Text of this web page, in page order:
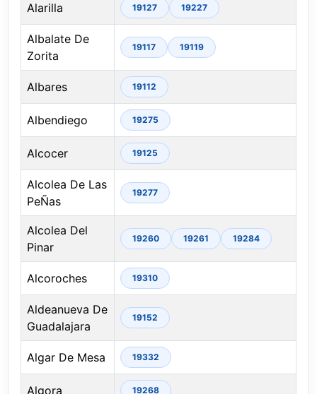
Alarilla 19127 19227
Albalate De
Zorita
19117 19119
Albares 19112
Albendiego 19275
Alcocer 19125
Alcolea De Las
PeÑas
19277
Alcolea Del
Pinar
19260 19261 19284
Alcoroches 19310
Aldeanueva De
Guadalajara
19152
Algar De Mesa 19332
Algora 19268